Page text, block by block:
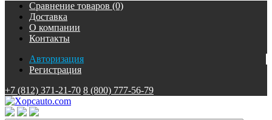
Сравнение товаров (0)
Доставка
О компании
Контакты
Авторизация
Регистрация
+7 (812) 371-21-70 8 (800) 777-56-79